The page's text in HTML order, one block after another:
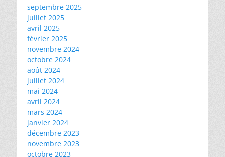
septembre 2025
juillet 2025
avril 2025
février 2025
novembre 2024
octobre 2024
août 2024
juillet 2024
mai 2024
avril 2024
mars 2024
janvier 2024
décembre 2023
novembre 2023
octobre 2023